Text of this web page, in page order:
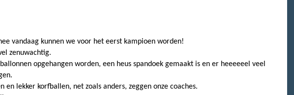
vandaag kunnen we voor het eerst kampioen worden!
zenuwachtig.
opgehangen worden, een heus spandoek gemaakt is en er heeeeeel veel
en lekker korfballen, net zoals anders, zeggen onze coaches.